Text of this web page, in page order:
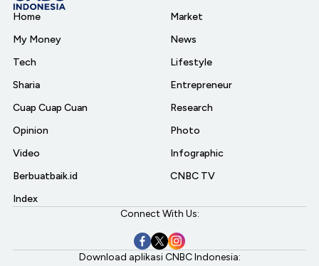
Home
My Money
Tech
Sharia
Cuap Cuap Cuan
Opinion
Video
Berbuatbaik.id
Index
Market
News
Lifestyle
Entrepreneur
Research
Photo
Infographic
CNBC TV
Connect With Us:
Download aplikasi CNBC Indonesia: